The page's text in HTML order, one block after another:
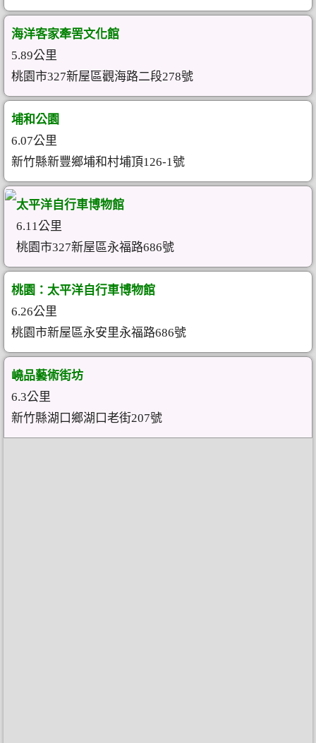
海洋客家牽罟文化館
5.89公里
桃園市327新屋區觀海路二段278號
埔和公園
6.07公里
新竹縣新豐鄉埔和村埔頂126-1號
太平洋自行車博物館
6.11公里
桃園市327新屋區永福路686號
桃園：太平洋自行車博物館
6.26公里
桃園市新屋區永安里永福路686號
嶢品藝術街坊
6.3公里
新竹縣湖口鄉湖口老街207號